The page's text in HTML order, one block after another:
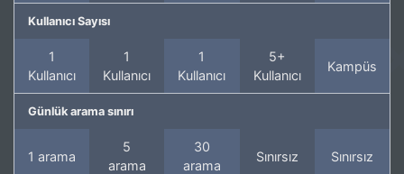
Kullanıcı Sayısı
1
Kullanıcı
1
Kullanıcı
1
Kullanıcı
5+
Kullanıcı
Kampüs
Günlük arama sınırı
1 arama
5
arama
30
arama
Sınırsız Sınırsız